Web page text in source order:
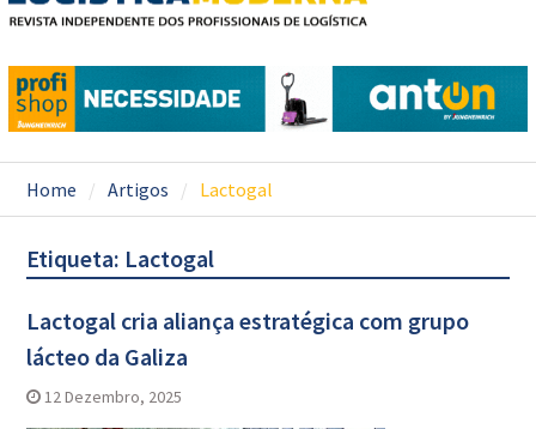
Home Artigos Lactogal
Etiqueta: Lactogal
Lactogal cria aliança estratégica com grupo
lácteo da Galiza
12 Dezembro, 2025